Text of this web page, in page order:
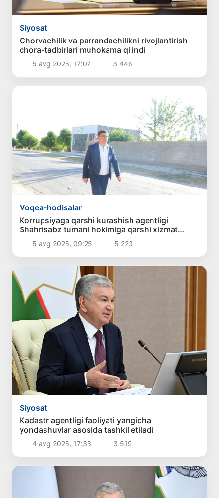
Siyosat
Chorvachilik va parrandachilikni rivojlantirish
chora-tadbirlari muhokama qilindi
5 avg 2026, 17:07 3 446
Voqea-hodisalar
Korrupsiyaga qarshi kurashish agentligi
Shahrisabz tumani hokimiga qarshi xizmat
tekshiruvi o‘tkazishni so‘radi
5 avg 2026, 09:25 5 223
Siyosat
Kadastr agentligi faoliyati yangicha
yondashuvlar asosida tashkil etiladi
4 avg 2026, 17:33 3 519